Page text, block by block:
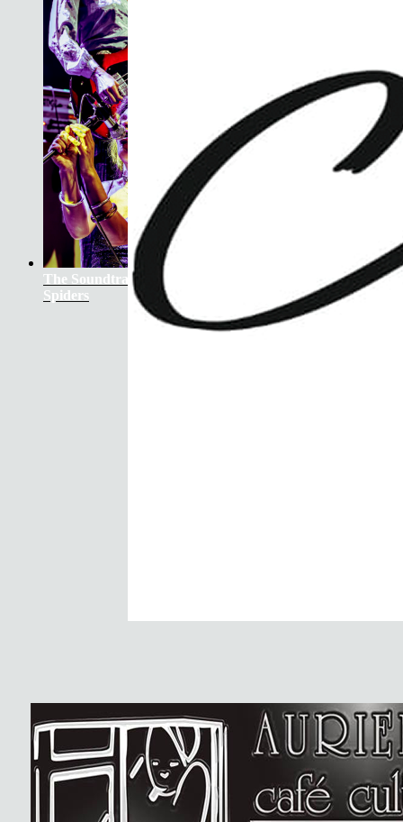
The Soundtrack Of Our Lives +
Spiders